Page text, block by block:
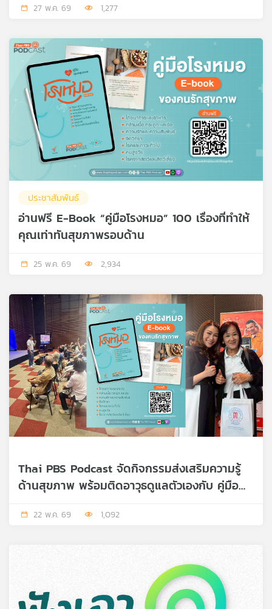
โรค Daily”
27 พ.ค. 69 1,277
ประชาสัมพันธ์
อ่านฟรี E-Book “คู่มือโรงหมอ” 100 เรื่องที่ทำให้
คุณเท่าทันสุขภาพรอบด้าน
25 พ.ค. 69 2,934
Thai PBS Podcast จัดกิจกรรมส่งเสริมความรู้
ด้านสุขภาพ พร้อมติดอาวุธดูแลตัวเองกับ คู่มือ
รายการ คนสู้โรค Daily
22 พ.ค. 69 1,092